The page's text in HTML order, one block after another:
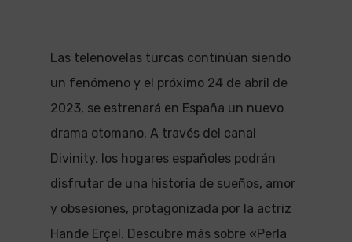
Las telenovelas turcas continúan siendo
un fenómeno y el próximo 24 de abril de
2023, se estrenará en España un nuevo
drama otomano. A través del canal
Divinity, los hogares españoles podrán
disfrutar de una historia de sueños, amor
y obsesiones, protagonizada por la actriz
Hande Erçel. Descubre más sobre «Perla